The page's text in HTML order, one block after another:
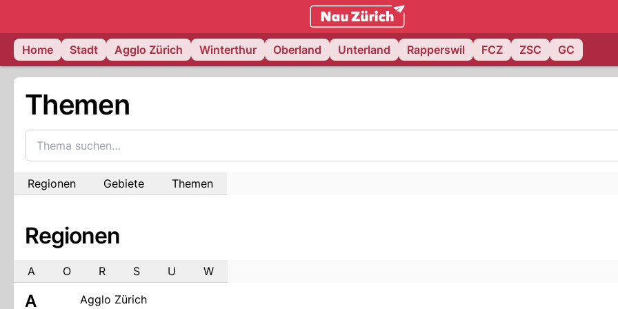
zurich.NAU.ch
Home
Stadt Agglo Zürich Winterthur Oberland Unterland Rapperswil FCZ ZSC GC
Themen
Regionen Gebiete Themen
Regionen
A O R S U W
A Agglo Zürich